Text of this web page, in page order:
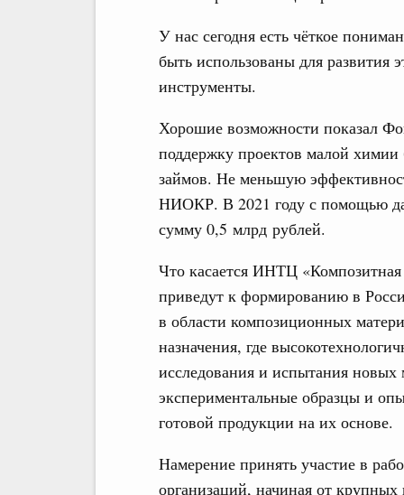
У нас сегодня есть чёткое
быть использованы для развития
инструменты.
Хорошие возможности показал
поддержку проектов малой
займов. Не меньшую
НИОКР. В 2021 году с помощью
сумму 0,5 млрд рублей.
Что касается ИНТЦ
приведут к формированию в
в области композиционных
назначения, где
исследования и испытания новых
экспериментальные образцы и
готовой продукции на их основе.
Намерение принять участие в
организаций, начиная от